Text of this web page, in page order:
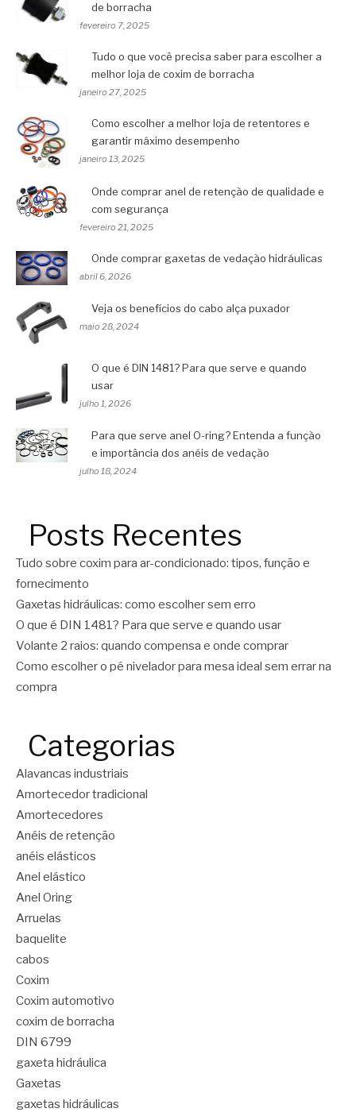
de borracha
fevereiro 7, 2025
Tudo o que você precisa saber para escolher a
melhor loja de coxim de borracha
janeiro 27, 2025
Como escolher a melhor loja de retentores e
garantir máximo desempenho
janeiro 13, 2025
Onde comprar anel de retenção de qualidade e
com segurança
fevereiro 21, 2025
Onde comprar gaxetas de vedação hidráulicas
abril 6, 2026
Veja os benefícios do cabo alça puxador
maio 28, 2024
O que é DIN 1481? Para que serve e quando
usar
julho 1, 2026
Para que serve anel O-ring? Entenda a função
e importância dos anéis de vedação
julho 18, 2024
Posts Recentes
Tudo sobre coxim para ar-condicionado: tipos, função e
fornecimento
Gaxetas hidráulicas: como escolher sem erro
O que é DIN 1481? Para que serve e quando usar
Volante 2 raios: quando compensa e onde comprar
Como escolher o pé nivelador para mesa ideal sem errar na
compra
Categorias
Alavancas industriais
Amortecedor tradicional
Amortecedores
Anéis de retenção
anéis elásticos
Anel elástico
Anel Oring
Arruelas
baquelite
cabos
Coxim
Coxim automotivo
coxim de borracha
DIN 6799
gaxeta hidráulica
Gaxetas
gaxetas hidráulicas